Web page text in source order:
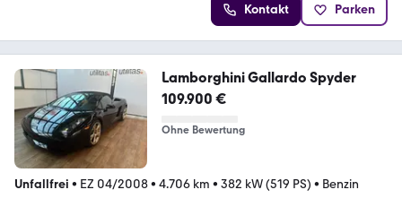
Kontakt Parken
Lamborghini Gallardo Spyder
109.900 €
Ohne Bewertung
Unfallfrei • EZ 04/2008• 4.706 km • 382 kW (519 PS) • Benzin